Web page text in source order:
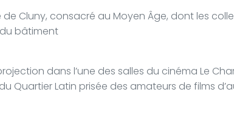
de Cluny, consacré au Moyen Âge, dont les
du bâtiment
dans l’une des salles du cinéma Le
Quartier Latin prisée des amateurs de films